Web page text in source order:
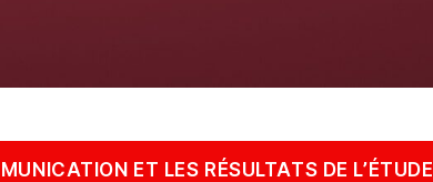
ET LES RÉSULTATS DE L’ÉTUDE